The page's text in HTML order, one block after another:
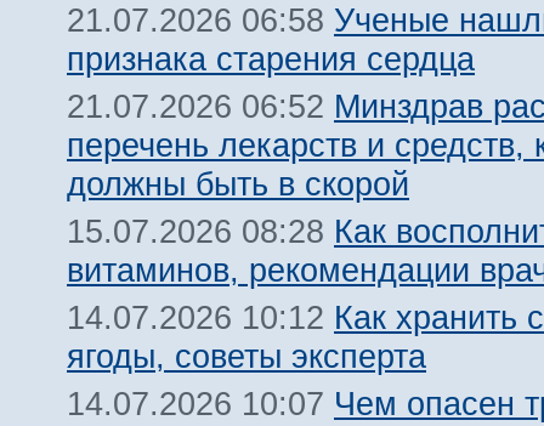
21.07.2026 06:58 Ученые
признака старения сердца
21.07.2026 06:52 Минздрав
перечень лекарств и средств,
должны быть в скорой
15.07.2026 08:28 Как
витаминов, рекомендации
14.07.2026 10:12 Как хранить
ягоды, советы эксперта
14.07.2026 10:07 Чем опасен